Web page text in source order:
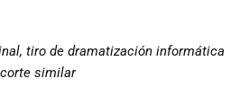
tiro de dramatización informática
similar